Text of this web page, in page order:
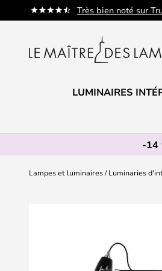
Très bien noté sur
Allez
au
LUMINAIRES
-14
Lampes et luminaires Luminaries